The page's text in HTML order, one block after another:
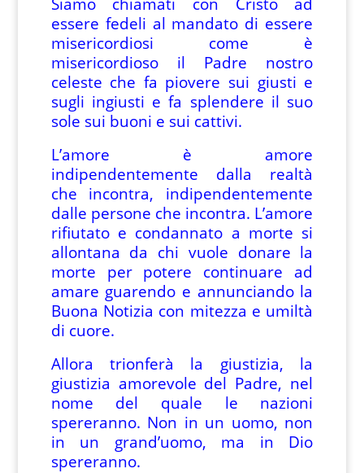
essere fedeli al mandato di essere
misericordiosi come è
misericordioso il Padre nostro
celeste che fa piovere sui giusti e
sugli ingiusti e fa splendere il suo
sole sui buoni e sui cattivi.
L’amore è amore
indipendentemente dalla realtà
che incontra, indipendentemente
dalle persone che incontra. L’amore
rifiutato e condannato a morte si
allontana da chi vuole donare la
morte per potere continuare ad
amare guarendo e annunciando la
Buona Notizia con mitezza e umiltà
di cuore.
Allora trionferà la giustizia, la
giustizia amorevole del Padre, nel
nome del quale le nazioni
spereranno. Non in un uomo, non
in un grand’uomo, ma in Dio
spereranno.